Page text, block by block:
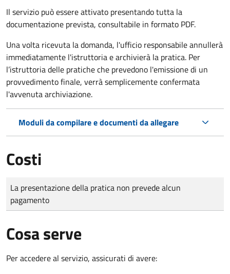
Il servizio può essere attivato presentando tutta la
documentazione prevista, consultabile in formato PDF.
Una volta ricevuta la domanda, l'ufficio responsabile annullerà
immediatamente l'istruttoria e archivierà la pratica. Per
l’istruttoria delle pratiche che prevedono l'emissione di un
provvedimento finale, verrà semplicemente confermata
l'avvenuta archiviazione.
Moduli da compilare e documenti da allegare
Costi
Tipo di pagamento
Importo
La presentazione della pratica non prevede alcun
pagamento
Cosa serve
Per accedere al servizio, assicurati di avere: